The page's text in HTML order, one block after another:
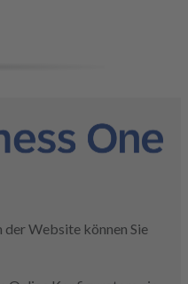
Website können Sie